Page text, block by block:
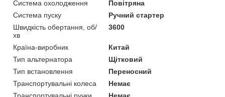
Система охолодження
Повітряна
Система пуску
Ручний стартер
Швидкість обертання, об/
хв
3600
Країна-виробник
Китай
Тип альтернатора
Щітковий
Тип встановлення
Переносний
Транспортувальні колеса
Немає
Транспортувальні ручки
Немає